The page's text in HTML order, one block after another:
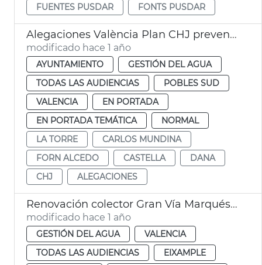
FUENTES PUSDAR
FONTS PUSDAR
Alegaciones València Plan CHJ prevención dana
modificado hace 1 año
AYUNTAMIENTO
GESTIÓN DEL AGUA
TODAS LAS AUDIENCIAS
POBLES SUD
VALENCIA
EN PORTADA
EN PORTADA TEMÁTICA
NORMAL
LA TORRE
CARLOS MUNDINA
FORN ALCEDO
CASTELLA
DANA
CHJ
ALEGACIONES
Renovación colector Gran Vía Marqués del Túria de València
modificado hace 1 año
GESTIÓN DEL AGUA
VALENCIA
TODAS LAS AUDIENCIAS
EIXAMPLE